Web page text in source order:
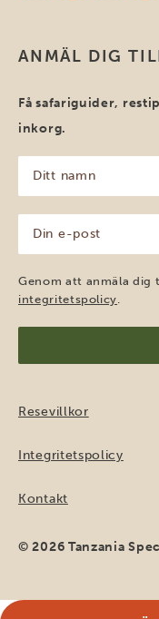
ANMÄL DIG
Få safariguider,
inkorg.
namn
(Obligatoriskt)
post
(Obligatoriskt)
Genom att anmäla dig
integritetspolicy.
Resevillkor
Integritetspolicy
Kontakt
© 2026 Tanzania